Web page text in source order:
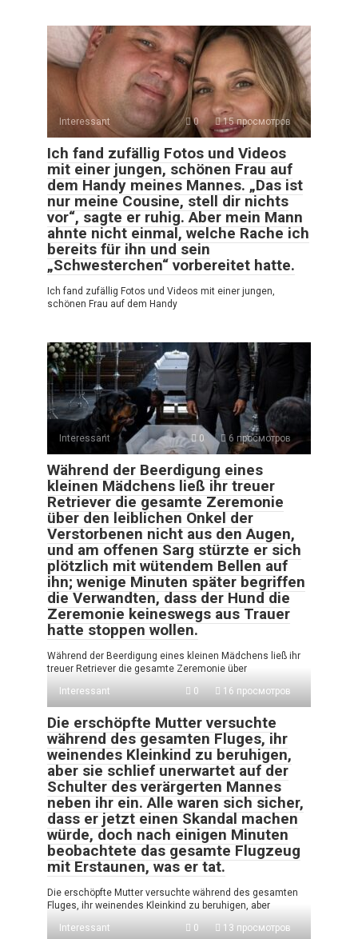
Interessant 0 15 просмотров
Ich fand zufällig Fotos und Videos
mit einer jungen, schönen Frau auf
dem Handy meines Mannes. „Das ist
nur meine Cousine, stell dir nichts
vor“, sagte er ruhig. Aber mein Mann
ahnte nicht einmal, welche Rache ich
bereits für ihn und sein
„Schwesterchen“ vorbereitet hatte.
Ich fand zufällig Fotos und Videos mit einer jungen,
schönen Frau auf dem Handy
Interessant 0 6 просмотров
Während der Beerdigung eines
kleinen Mädchens ließ ihr treuer
Retriever die gesamte Zeremonie
über den leiblichen Onkel der
Verstorbenen nicht aus den Augen,
und am offenen Sarg stürzte er sich
plötzlich mit wütendem Bellen auf
ihn; wenige Minuten später begriffen
die Verwandten, dass der Hund die
Zeremonie keineswegs aus Trauer
hatte stoppen wollen.
Während der Beerdigung eines kleinen Mädchens ließ ihr
treuer Retriever die gesamte Zeremonie über
Interessant
0 16 просмотров
Die erschöpfte Mutter versuchte
während des gesamten Fluges, ihr
weinendes Kleinkind zu beruhigen,
aber sie schlief unerwartet auf der
Schulter des verärgerten Mannes
neben ihr ein. Alle waren sich sicher,
dass er jetzt einen Skandal machen
würde, doch nach einigen Minuten
beobachtete das gesamte Flugzeug
mit Erstaunen, was er tat.
Die erschöpfte Mutter versuchte während des gesamten
Fluges, ihr weinendes Kleinkind zu beruhigen, aber
Interessant
0 13 просмотров